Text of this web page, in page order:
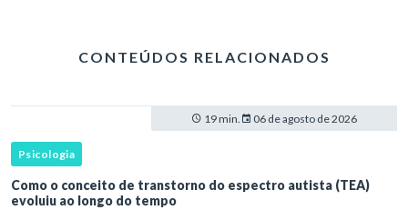
CONTEÚDOS RELACIONADOS
19 min. 06 de agosto de 2026
Psicologia
Como o conceito de transtorno do espectro autista (TEA)
evoluiu ao longo do tempo